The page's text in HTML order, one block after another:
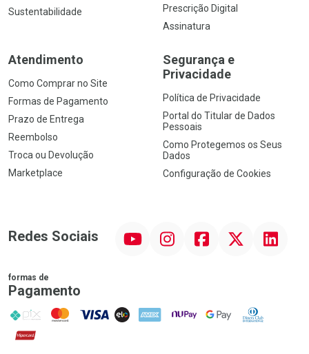
Sustentabilidade
Prescrição Digital
Assinatura
Atendimento
Como Comprar no Site
Formas de Pagamento
Prazo de Entrega
Reembolso
Troca ou Devolução
Marketplace
Segurança e
Privacidade
Política de Privacidade
Portal do Titular de Dados
Pessoais
Como Protegemos os Seus
Dados
Configuração de Cookies
Redes Sociais InstagramFacebookTwitter Linkedin
formas de
Pagamento
PIX MasterCard
VISA ELO AMEX NuPay Google PayDiners Club
Hipercard